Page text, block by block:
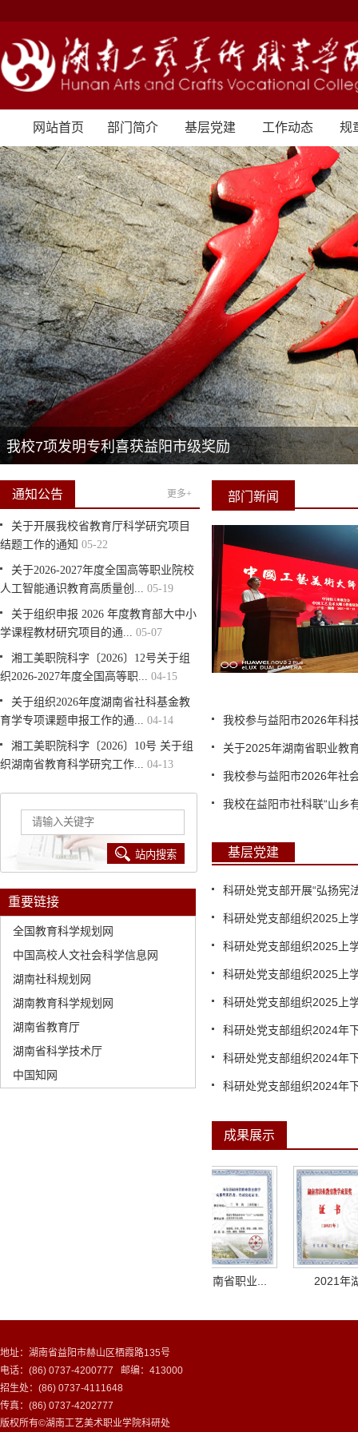
网站首页 部门简介 基层党建 工作动态 规
我校7项发明专利喜获益阳市级奖励
更多+
通知公告
关于开展我校省教育厅科学研究项目
结题工作的通知 05-22
关于2026-2027年度全国高等职业院校
人工智能通识教育高质量创... 05-19
关于组织申报 2026 年度教育部大中小
学课程教材研究项目的通... 05-07
湘工美职院科字〔2026〕12号关于组
织2026-2027年度全国高等职... 04-15
关于组织2026年度湖南省社科基金教
育学专项课题申报工作的通... 04-14
湘工美职院科字〔2026〕10号 关于组
织湖南省教育科学研究工作... 04-13
重要链接
全国教育科学规划网
中国高校人文社会科学信息网
湖南社科规划网
湖南教育科学规划网
湖南省教育厅
湖南省科学技术厅
中国知网
部门新闻
我校参与益阳市2026年科
关于2025年湖南省职业教
我校参与益阳市2026年社
我校在益阳市社科联“山乡
基层党建
科研处党支部开展“弘扬宪
科研处党支部组织2025上
科研处党支部组织2025上
科研处党支部组织2025上
科研处党支部组织2025上
科研处党支部组织2024年
科研处党支部组织2024年
科研处党支部组织2024年
成果展示
2021年湖南省职业... 2021年
地址：湖南省益阳市赫山区栖霞路135号
电话：(86) 0737-4200777 邮编：413000
招生处：(86) 0737-4111648
传真：(86) 0737-4202777
版权所有©湖南工艺美术职业学院科研处